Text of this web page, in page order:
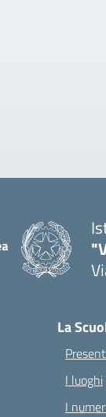
La
I luoghi
I